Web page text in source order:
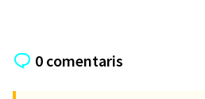
0 comentaris